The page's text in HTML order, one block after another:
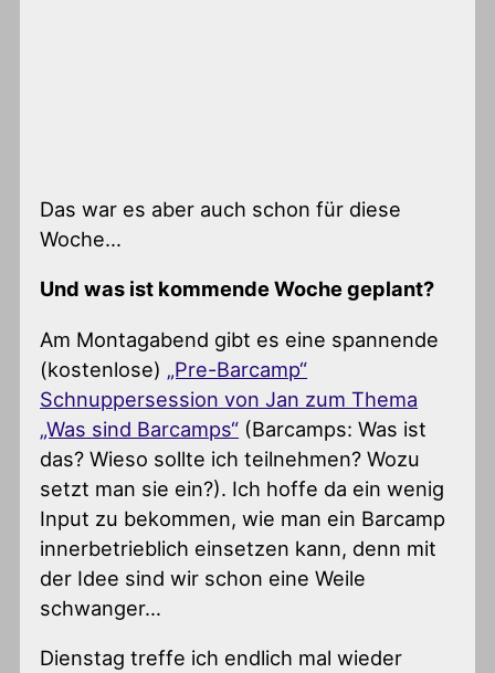
Das war es aber auch schon für diese
Woche…
Und was ist kommende Woche geplant?
Am Montagabend gibt es eine spannende
(kostenlose) „Pre-Barcamp“
Schnuppersession von Jan zum Thema
„Was sind Barcamps“ (Barcamps: Was ist
das? Wieso sollte ich teilnehmen? Wozu
setzt man sie ein?). Ich hoffe da ein wenig
Input zu bekommen, wie man ein Barcamp
innerbetrieblich einsetzen kann, denn mit
der Idee sind wir schon eine Weile
schwanger…
Dienstag treffe ich endlich mal wieder